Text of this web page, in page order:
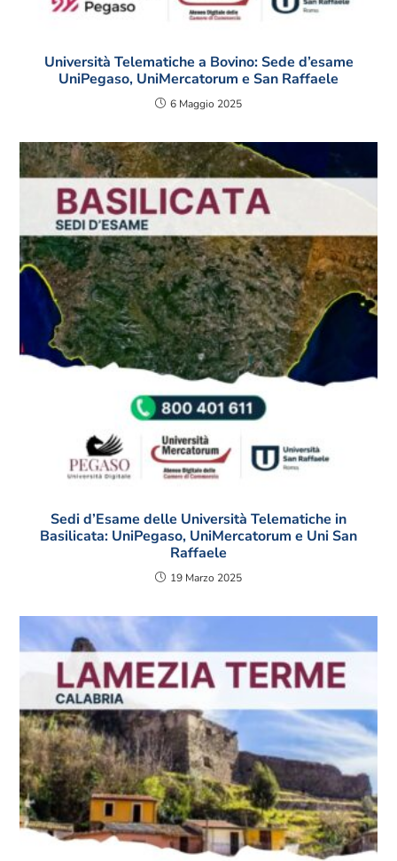
Università Telematiche a Bovino: Sede d’esame
UniPegaso, UniMercatorum e San Raffaele
6 Maggio 2025
Sedi d’Esame delle Università Telematiche in
Basilicata: UniPegaso, UniMercatorum e Uni San
Raffaele
19 Marzo 2025